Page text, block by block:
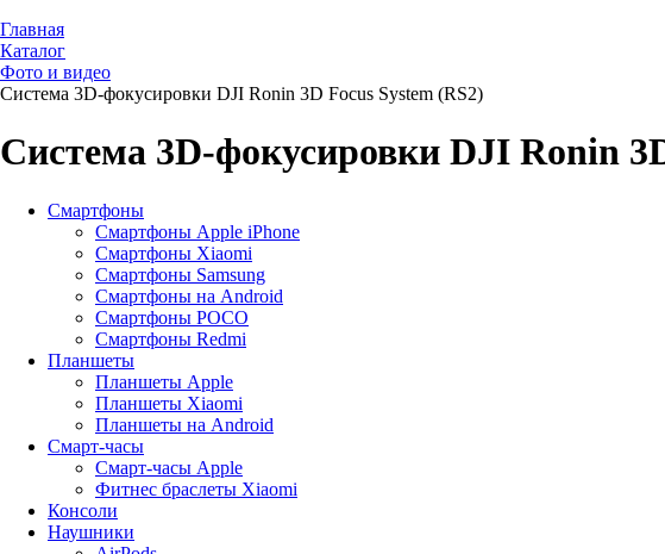
Главная
Каталог
Фото и видео
Система 3D-фокусировки DJI Ronin 3D Focus System (RS2)
Система 3D-фокусировки DJI Ronin
Смартфоны
Смартфоны Apple iPhone
Смартфоны Хiaomi
Смартфоны Samsung
Смартфоны на Android
Смартфоны POCO
Смартфоны Redmi
Планшеты
Планшеты Apple
Планшеты Xiaomi
Планшеты на Android
Смарт-часы
Смарт-часы Apple
Фитнес браслеты Xiaomi
Консоли
Наушники